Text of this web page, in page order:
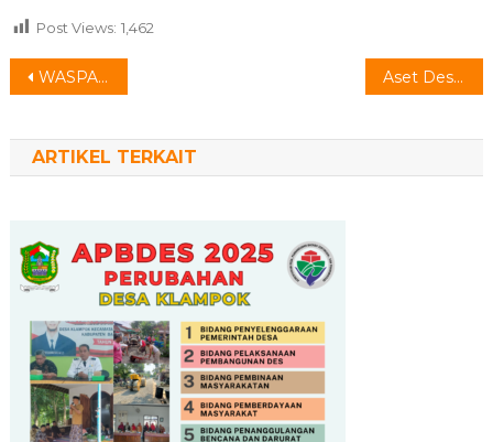
Post Views: 1,462
Navigasi
WASPADA DB (demam Berdarah) Aset Desa dan Pengelolaannya
ARTIKEL TERKAIT